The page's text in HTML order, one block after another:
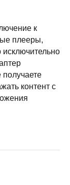
к
плееры,
исключительно
контент с